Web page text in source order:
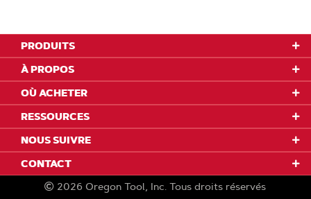
PRODUITS
À PROPOS
OÙ ACHETER
RESSOURCES
NOUS SUIVRE
CONTACT
2026 Oregon Tool, Inc. Tous droits réservés